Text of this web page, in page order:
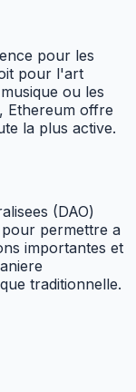
pour les
pour l'art
ou les
Ethereum offre
la plus active.
(DAO)
permettre a
importantes et
traditionnelle.